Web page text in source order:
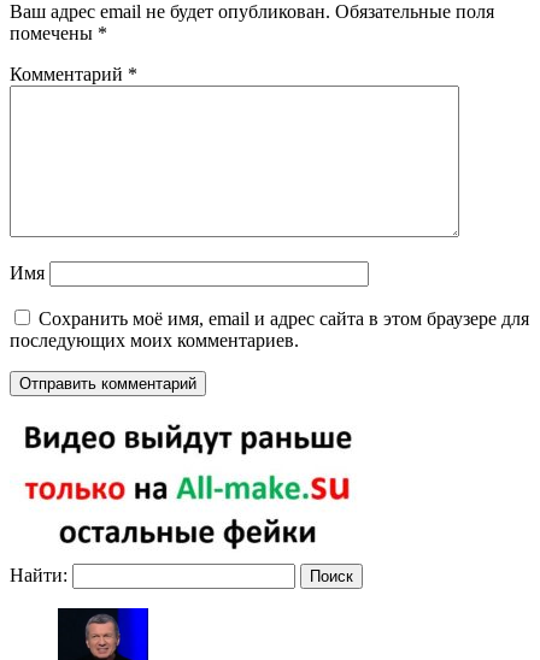
Ваш адрес email не будет опубликован. Обязательные поля
помечены *
Комментарий *
Имя
Сохранить моё имя, email и адрес сайта в этом браузере для
последующих моих комментариев.
Найти: